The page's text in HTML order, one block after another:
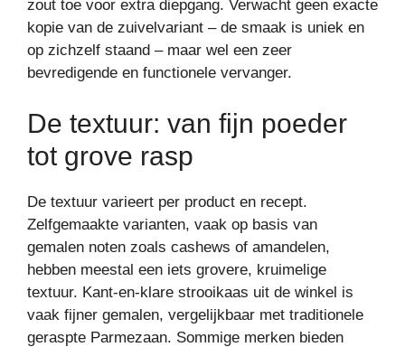
zout toe voor extra diepgang. Verwacht geen exacte
kopie van de zuivelvariant – de smaak is uniek en
op zichzelf staand – maar wel een zeer
bevredigende en functionele vervanger.
De textuur: van fijn poeder
tot grove rasp
De textuur varieert per product en recept.
Zelfgemaakte varianten, vaak op basis van
gemalen noten zoals cashews of amandelen,
hebben meestal een iets grovere, kruimelige
textuur. Kant-en-klare strooikaas uit de winkel is
vaak fijner gemalen, vergelijkbaar met traditionele
geraspte Parmezaan. Sommige merken bieden